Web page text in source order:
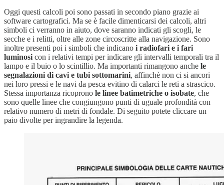
Oggi questi calcoli poi sono passati in secondo piano grazie ai
software cartografici. Ma se è facile dimenticarsi dei calcoli, altri
simboli ci verranno in aiuto, dove saranno indicati gli scogli, le
secche e i relitti, oltre alle zone circoscritte alla navigazione. Sono
inoltre presenti poi i simboli che indicano i radiofari e i fari
luminosi con i relativi tempi per indicare gli intervalli temporali tra il
lampo e il buio o lo scintillio. Ma importanti rimangono anche le
segnalazioni di cavi e tubi sottomarini, affinchè non ci si ancori
nei loro pressi e le navi da pesca evitino di calarci le reti a strascico.
Stessa importanza ricoprono le linee batimetriche o isobate, che
sono quelle linee che congiungono punti di uguale profondità con
relativo numero di metri di fondale. Di seguito potete cliccare un
paio divolte per ingrandire la legenda.